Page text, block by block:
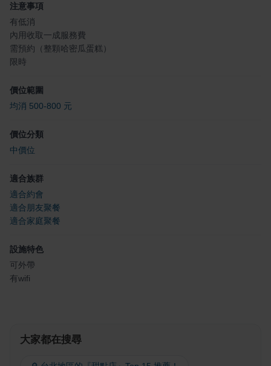
注意事項
有低消
內用收取一成服務費
需預約（整顆哈密瓜蛋糕）
限時
價位範圍
均消 500-800 元
價位分類
中價位
適合族群
適合約會
適合朋友聚餐
適合家庭聚餐
設施特色
可外帶
有wifi
大家都在搜尋